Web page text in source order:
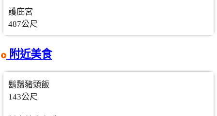
護庇宮
487公尺
附近美食
鬍鬚豬頭飯
143公尺